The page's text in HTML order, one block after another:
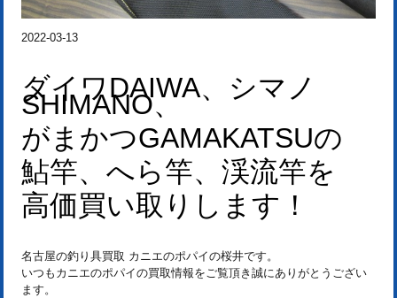
2022-03-13
ダイワDAIWA、シマノ
SHIMANO、
がまかつGAMAKATSUの
鮎竿、へら竿、渓流竿を
高価買い取りします！
名古屋の釣り具買取 カニエのポパイの桜井です。
いつもカニエのポパイの買取情報をご覧頂き誠にありがとうござい
ます。